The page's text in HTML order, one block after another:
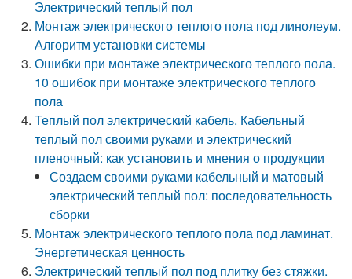
Электрический теплый пол
Монтаж электрического теплого пола под линолеум.
Алгоритм установки системы
Ошибки при монтаже электрического теплого пола.
10 ошибок при монтаже электрического теплого
пола
Теплый пол электрический кабель. Кабельный
теплый пол своими руками и электрический
пленочный: как установить и мнения о продукции
Создаем своими руками кабельный и матовый
электрический теплый пол: последовательность
сборки
Монтаж электрического теплого пола под ламинат.
Энергетическая ценность
Электрический теплый пол под плитку без стяжки.